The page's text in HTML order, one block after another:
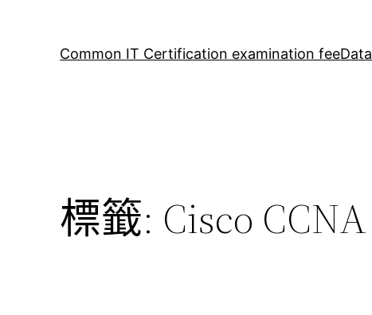
Common IT Certification examination fee
標籤: Cisco